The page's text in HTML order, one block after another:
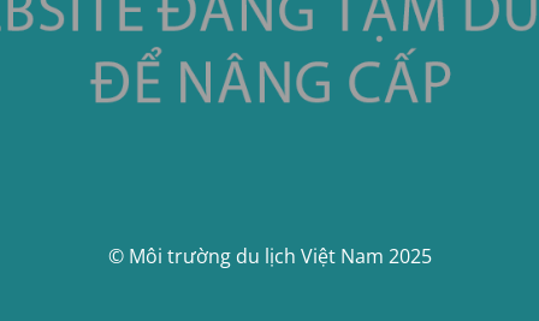
© Môi trường du lịch Việt Nam 2025